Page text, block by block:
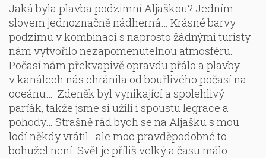
Jaká byla plavba podzimní Aljaškou? Jedním
slovem jednoznačně nádherná… Krásné barvy
podzimu v kombinaci s naprosto žádnými turisty
nám vytvořilo nezapomenutelnou atmosféru.
Počasí nám překvapivě opravdu přálo a plavby
v kanálech nás chránila od bouřlivého počasí na
oceánu… Zdeněk byl vynikající a spolehlivý
parťák, takže jsme si užili i spoustu legrace a
pohody… Strašně rád bych se na Aljašku s mou
lodí někdy vrátil…ale moc pravděpodobné to
bohužel není. Svět je příliš velký a času málo…